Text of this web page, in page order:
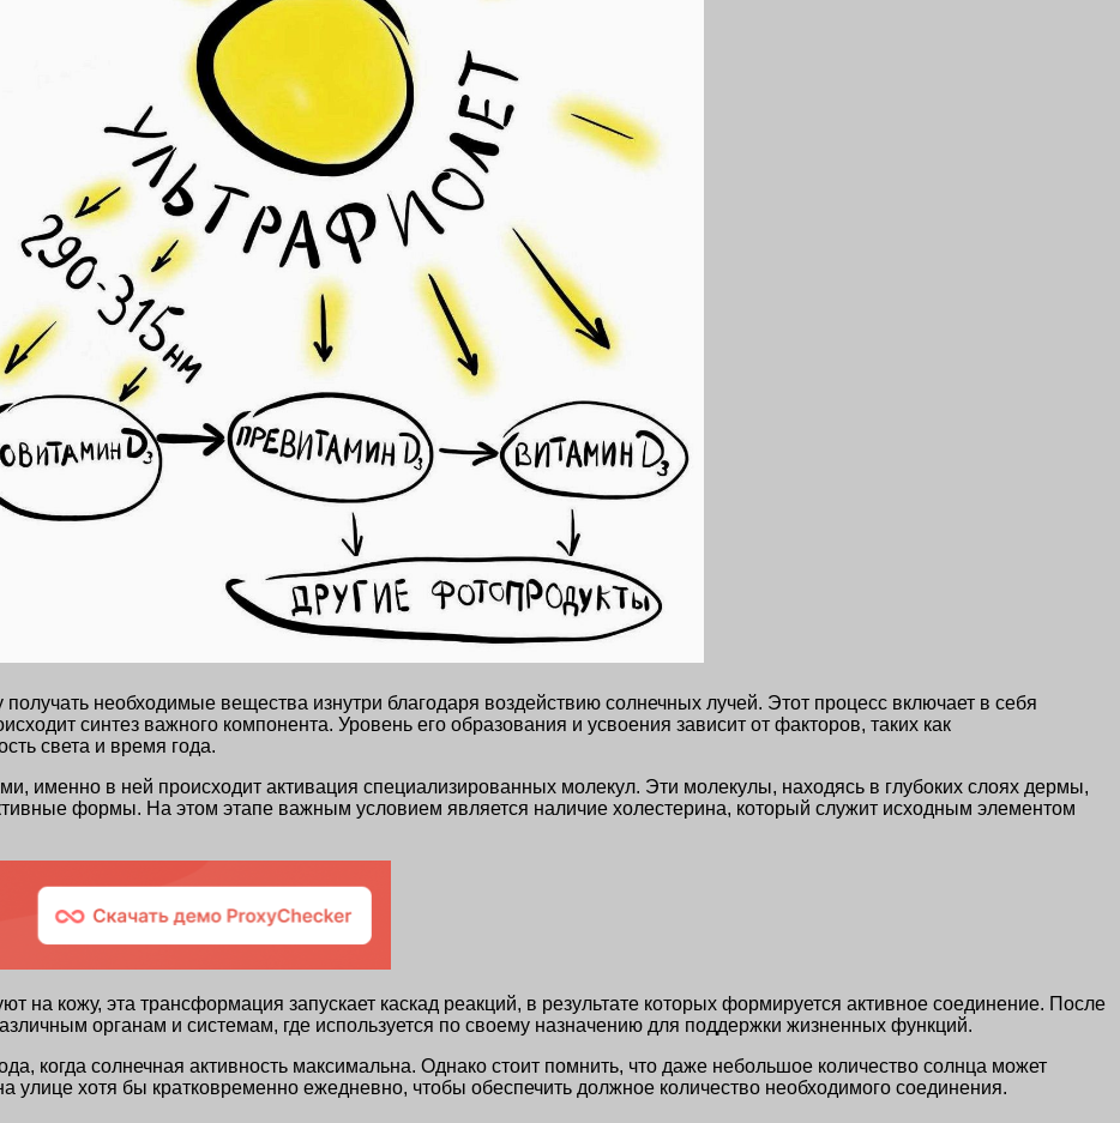
необходимые вещества изнутри благодаря воздействию солнечных лучей. Этот процесс включает в себя
синтез важного компонента. Уровень его образования и усвоения зависит от факторов, таких как
света и время года.
именно в ней происходит активация специализированных молекул. Эти молекулы, находясь в глубоких слоях дермы,
формы. На этом этапе важным условием является наличие холестерина, который служит исходным элементом
на кожу, эта трансформация запускает каскад реакций, в результате которых формируется активное соединение. После
органам и системам, где используется по своему назначению для поддержки жизненных функций.
когда солнечная активность максимальна. Однако стоит помнить, что даже небольшое количество солнца может
улице хотя бы кратковременно ежедневно, чтобы обеспечить должное количество необходимого соединения.